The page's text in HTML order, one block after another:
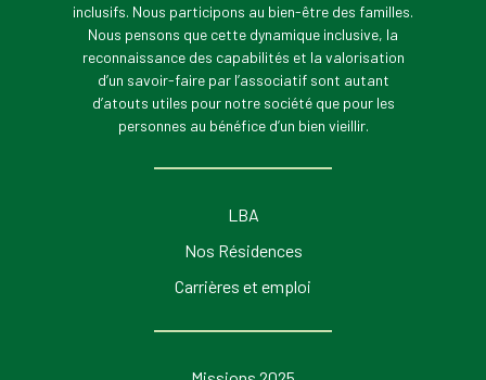
inclusifs. Nous participons au bien-être des familles.
Nous pensons que cette dynamique inclusive, la
reconnaissance des capabilités et la valorisation
d’un savoir-faire par l’associatif sont autant
d’atouts utiles pour notre société que pour les
personnes au bénéfice d’un bien vieillir.
LBA
Nos Résidences
Carrières et emploi